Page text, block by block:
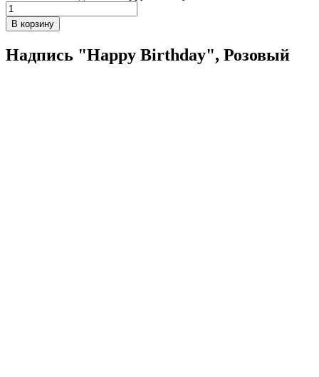
В корзину
Надпись "Happy Birthday", Розовый